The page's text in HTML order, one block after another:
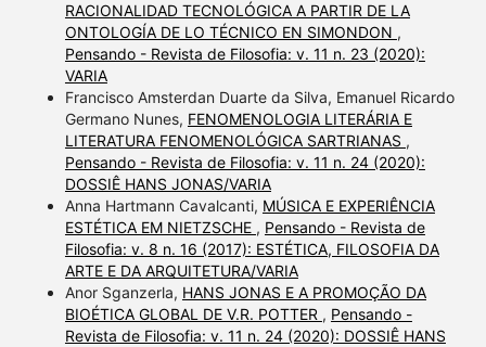
RACIONALIDAD TECNOLÓGICA A PARTIR DE LA
ONTOLOGÍA DE LO TÉCNICO EN SIMONDON ,
Pensando - Revista de Filosofia: v. 11 n. 23 (2020):
VARIA
Francisco Amsterdan Duarte da Silva, Emanuel Ricardo
Germano Nunes, FENOMENOLOGIA LITERÁRIA E
LITERATURA FENOMENOLÓGICA SARTRIANAS ,
Pensando - Revista de Filosofia: v. 11 n. 24 (2020):
DOSSIÊ HANS JONAS/VARIA
Anna Hartmann Cavalcanti, MÚSICA E EXPERIÊNCIA
ESTÉTICA EM NIETZSCHE , Pensando - Revista de
Filosofia: v. 8 n. 16 (2017): ESTÉTICA, FILOSOFIA DA
ARTE E DA ARQUITETURA/VARIA
Anor Sganzerla, HANS JONAS E A PROMOÇÃO DA
BIOÉTICA GLOBAL DE V.R. POTTER , Pensando -
Revista de Filosofia: v. 11 n. 24 (2020): DOSSIÊ HANS